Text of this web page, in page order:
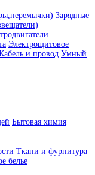
Зарядные
Электрощитовое
и провод Умный
Бытовая химия
Ткани и фурнитура
белье